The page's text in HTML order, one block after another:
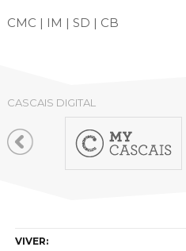
CMC | IM | SD | CB
CASCAIS DIGITAL
VIVER: